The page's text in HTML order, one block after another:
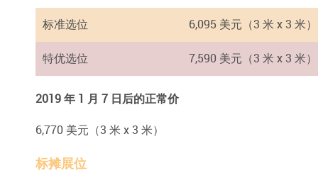
标准选位 6,095 美元（3 米 x 3 米）
特优选位 7,590 美元（3 米 x 3 米）
2019 年 1 月 7 日后的正常价
6,770 美元（3 米 x 3 米）
标摊展位